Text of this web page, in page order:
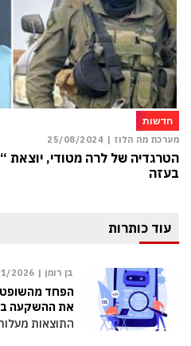
חדשות
מערכת מה הלוז | 25/08/2024
הטרגדיה של לרה מטודי, יוצאת
בעזה
עוד כותרות
בן רומן | 2026
הפחד
את ההשקעה
התוצאות